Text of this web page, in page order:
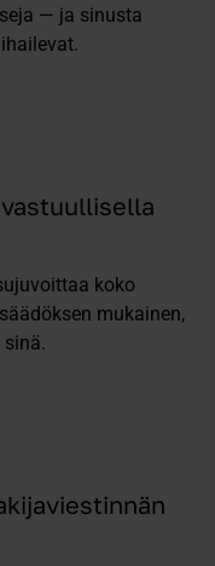
— ja sinusta
koko
mukainen,